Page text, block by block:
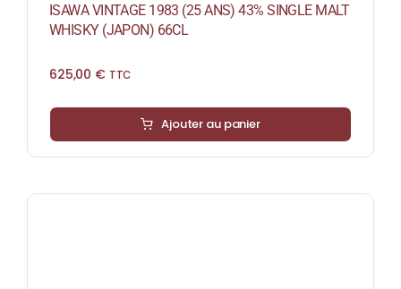
ISAWA VINTAGE 1983 (25 ANS) 43% SINGLE MALT
WHISKY (JAPON) 66CL
625,00 € TTC
Ajouter au panier